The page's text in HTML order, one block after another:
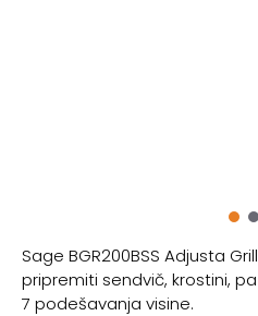
Sage BGR200BSS Adjusta
pripremiti sendvič, krostini,
7 podešavanja visine.